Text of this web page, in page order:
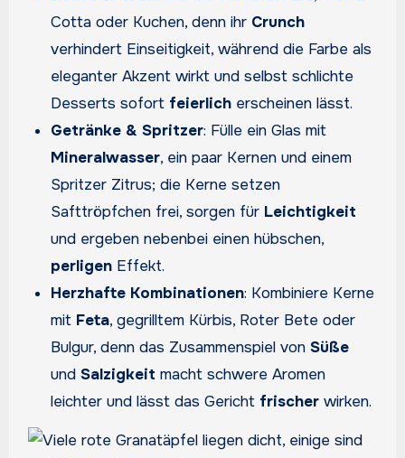
Cotta oder Kuchen, denn ihr Crunch
verhindert Einseitigkeit, während die Farbe als
eleganter Akzent wirkt und selbst schlichte
Desserts sofort feierlich erscheinen lässt.
Getränke & Spritzer: Fülle ein Glas mit
Mineralwasser, ein paar Kernen und einem
Spritzer Zitrus; die Kerne setzen
Safttröpfchen frei, sorgen für Leichtigkeit
und ergeben nebenbei einen hübschen,
perligen Effekt.
Herzhafte Kombinationen: Kombiniere Kerne
mit Feta, gegrilltem Kürbis, Roter Bete oder
Bulgur, denn das Zusammenspiel vonSüße
undSalzigkeit macht schwere Aromen
leichter und lässt das Gericht frischer wirken.